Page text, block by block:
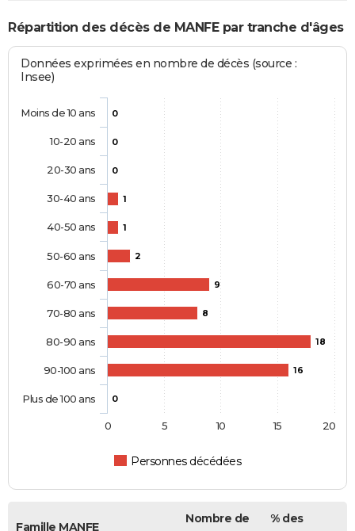
Répartition des décès de MANFE par tranche d'âges
Données exprimées en nombre de décès (source :
Insee)
0
0
0
1
1
2
9
8
18
16
0
Personnes décédées
Moins de 10 ans
10-20 ans
20-30 ans
30-40 ans
40-50 ans
50-60 ans
60-70 ans
70-80 ans
80-90 ans
90-100 ans
Plus de 100 ans
0 5 10 15 20
Famille MANFE
Nombre de
% des